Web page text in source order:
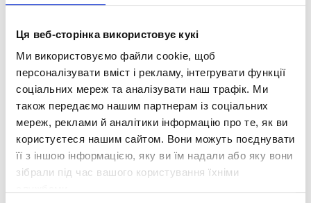
Ця веб-сторінка використовує кукі
Ми використовуємо файли cookie, щоб
персоналізувати вміст і рекламу, інтегрувати функції
соціальних мереж та аналізувати наш трафік. Ми
також передаємо нашим партнерам із соціальних
мереж, реклами й аналітики інформацію про те, як ви
користуєтеся нашим сайтом. Вони можуть поєднувати
її з іншою інформацією, яку ви їм надали або яку вони
зібрали під час вашого користування їхніми